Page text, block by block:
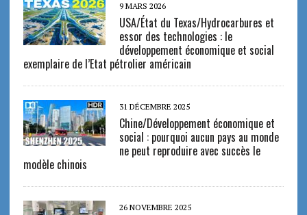
9 MARS 2026
USA/État du Texas/Hydrocarbures et
essor des technologies : le
développement économique et social
exemplaire de l’Etat pétrolier américain
31 DÉCEMBRE 2025
Chine/Développement économique et
social : pourquoi aucun pays au monde
ne peut reproduire avec succès le
modèle chinois
26 NOVEMBRE 2025